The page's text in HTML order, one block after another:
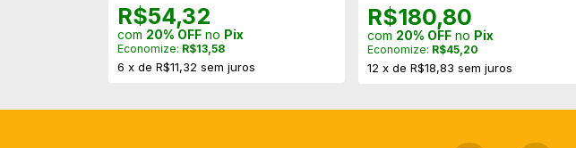
R$54,32
com 20% OFF no Pix
Economize: R$13,58
6 x de R$11,32 sem juros
R$180,80
com 20% OFF no Pix
Economize: R$45,20
12 x de R$18,83 sem juros